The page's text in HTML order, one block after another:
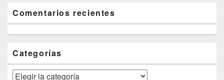
Comentarios recientes
Categorías
Categorías